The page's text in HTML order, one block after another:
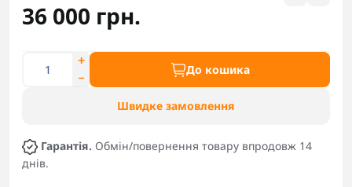
36 000 грн.
До кошика
Швидке замовлення
Гарантія. Обмін/повернення товару впродовж 14
днів.